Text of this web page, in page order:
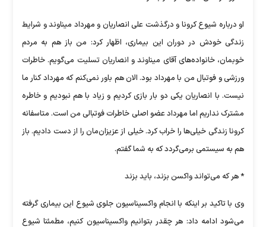
او درباره شیوع کرونا و درگذشت علی انصاریان و مهرداد میناوند و شرایط
زندگی خودش در دوران این بیماری، اظهار کرد: من باز هم به مردم
خوبمان، خانواده‌های آقای میناوند و انصاریان تسلیت می‌گویم. خاطرات
ورزشی و فوتبال من با مهرداد بود. الان هم باور نمی‌کنم که مهرداد کنار ما
نیست. با انصاریان یکی دو بار بازی کردیم و زیاد با هم نبودیم و خاطره
مشترک نداریم اما مهرداد عضو اصلی خاطرات فوتبالی من است. متاسفانه
کرونا زندگی خیلی‌ها را خراب کرد. خیلی از عزیزان‌مان را از دست دادیم. باز
هم به سیستمی برمی‌گردد که به شما گفتم.
* هر که می‌تواند واکسن بزند،‌ باید بزند
وی با تاکید بر اینکه با انجام واکسیناسیون جلوی شیوع این بیماری گرفته
می‌شود ادامه داد: هر چقدر بتوانیم واکسیناسیون کنیم، مطمئنا شیوع